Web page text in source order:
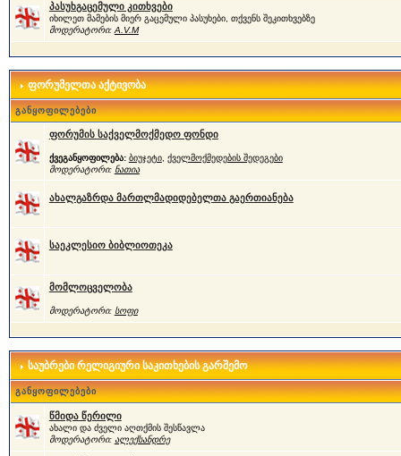
პასუხგაცემული კითხვები
იხილეთ მამების მიერ გაცემული პასუხები, თქვენს შეკითხვებზე
მოდერატორი: A.V.M
ფორუმელთა აქტივობა
განყოფილებები
ფორუმის საქველმოქმედო ფონდი
ქვეგანყოფილება: ბიუჯეტი, ქველმოქმედების შედეგები
მოდერატორი: ნათია
ახალგაზრდა მართლმადიდებელთა გაერთიანება
საეკლესიო ბიბლიოთეკა
მომლოცველობა
მოდერატორი: სოფი
საუბრები რელიგიური საკითხების გარშემო
განყოფილებები
წმიდა წერილი
ახალი და ძველი აღთქმის შესწავლა
მოდერატორი: ალექსანდრე